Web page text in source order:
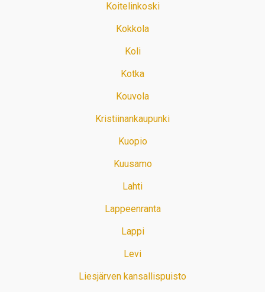
Koitelinkoski
Kokkola
Koli
Kotka
Kouvola
Kristiinankaupunki
Kuopio
Kuusamo
Lahti
Lappeenranta
Lappi
Levi
Liesjärven kansallispuisto